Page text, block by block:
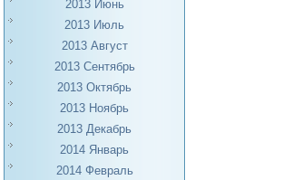
2013 Июнь
2013 Июль
2013 Август
2013 Сентябрь
2013 Октябрь
2013 Ноябрь
2013 Декабрь
2014 Январь
2014 Февраль